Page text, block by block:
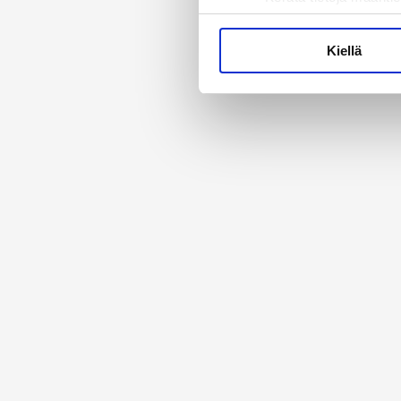
Tunnistaa laitteesi
Lue lisää siitä, miten
Käytämme evästeitä
ja kävijämäärämme
kumppaneillemme tietoja
olet antanut heille tai joita
Kiellä